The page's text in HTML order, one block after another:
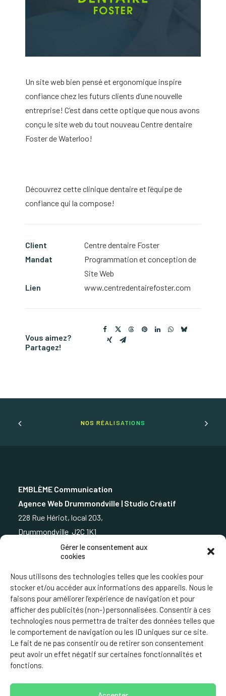
Gérer le consentement aux
cookies
Nous utilisons des technologies telles que les cookies pour
stocker et/ou accéder aux informations des appareils. Nous le
faisons pour améliorer l’expérience de navigation et pour
afficher des publicités (non-) personnalisées. Consentir à ces
technologies nous permettra de traiter des données telles que
le comportement de navigation ou les ID uniques sur ce site.
Le fait de ne pas consentir ou de retirer son consentement
peut avoir un effet négatif sur certaines fonctionnalités et
fonctions.
Un site web bien pensé et ergonomique inspire
confiance chez les futurs clients d’une nouvelle
entreprise! C’est dans cette optique que nous avons
conçu le site web du tout nouveau Centre dentaire
Foster de Waterloo!
Découvrez cette clinique dentaire et l’équipe de
confiance qui la compose!
Client
Centre dentaire Foster
Mandat
Programmation et conception de
Site Web
Lien
www.centredentairefoster.com
Vous aimez?
Partagez!
NOS RÉALISATIONS
EMBLÈME Communication
Agence Web Drummondville | Studio Créatif
228 Rue Hériot, local 203,
Drummondville J2C 1K1
819.850.3373
ÉCRIVEZ-NOUS
© 2024 Tous droits réservés.Qui a fait notre site vous